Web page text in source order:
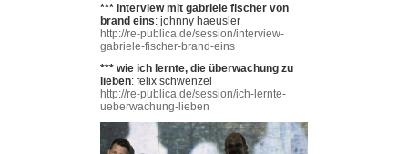
*** interview mit gabriele fischer von
brand eins: johnny haeusler
http://re-publica.de/session/interview-
gabriele-fischer-brand-eins
*** wie ich lernte, die überwachung zu
lieben: felix schwenzel
http://re-publica.de/session/ich-lernte-
ueberwachung-lieben